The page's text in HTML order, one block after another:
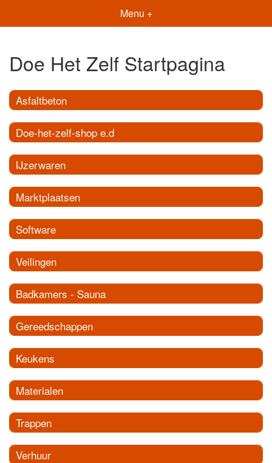
Menu +
Doe Het Zelf Startpagina
Asfaltbeton
Doe-het-zelf-shop e.d
IJzerwaren
Marktplaatsen
Software
Veilingen
Badkamers - Sauna
Gereedschappen
Keukens
Materialen
Trappen
Verhuur